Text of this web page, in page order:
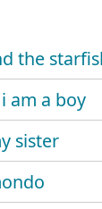
the
am a boy
sister